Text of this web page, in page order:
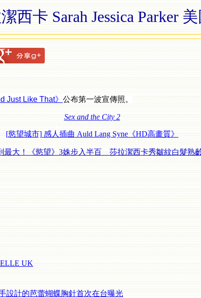
西卡 Sarah Jessica Parker
Just Like That》 公布第一波宣傳照。
Sex and the City 2
[慾望城市] 感人插曲 Auld Lang Syne《HD高畫質》
最大！《慾望》3姝步入半百 莎拉潔西卡秀皺紋白髮熟
ELLE UK
設計的芭蕾蝴蝶胸針首次在台曝光